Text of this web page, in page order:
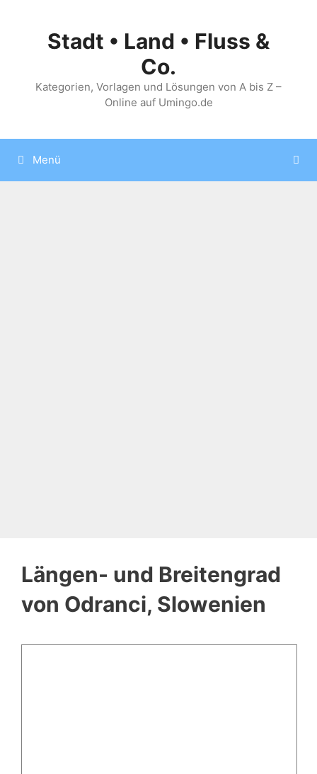
springenStadt • Land • Fluss &
Co.
Kategorien, Vorlagen und Lösungen von A bis Z –
Online auf Umingo.de
Menü
Längen- und Breitengrad
von Odranci, Slowenien